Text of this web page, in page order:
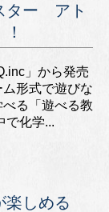
ター アト
」から発売
形式で遊びな
る「遊べる教
で化学...
楽しめる